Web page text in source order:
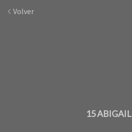
Volver
15 ABIGAIL